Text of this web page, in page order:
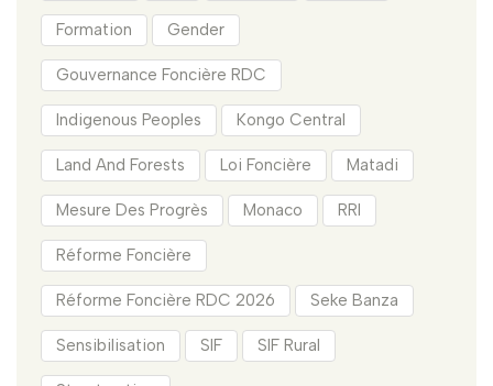
Formation Gender
Gouvernance Foncière RDC
Indigenous Peoples Kongo Central
Land And Forests Loi Foncière Matadi
Mesure Des Progrès Monaco RRI
Réforme Foncière
Réforme Foncière RDC 2026 Seke Banza
Sensibilisation SIF SIF Rural